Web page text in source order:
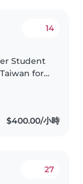
14
Student
for
as wall if..
$400.00/小時
27